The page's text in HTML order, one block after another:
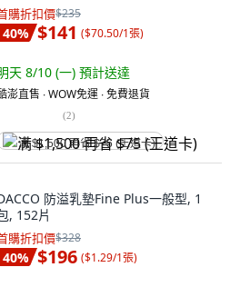
購折扣價$235
40% $141 ($70.50/1張)
天 8/10 (一) 預計送達
澎直售 ∙ WOW免運 ∙ 免費退貨
(2)
满 $1,500 再省 $75 (王道卡)
防溢乳墊Fine Plus一般型, 1
, 152片
購折扣價$328
40% $196 ($1.29/1張)